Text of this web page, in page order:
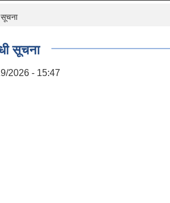
सूचना
सूचना
2026 - 15:47